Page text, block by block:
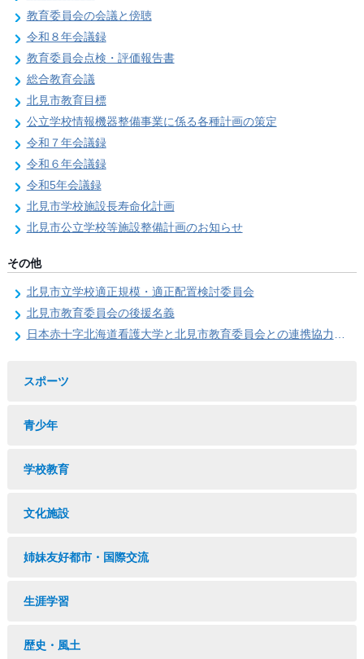
教育委員会の会議と傍聴
令和８年会議録
教育委員会点検・評価報告書
総合教育会議
北見市教育目標
公立学校情報機器整備事業に係る各種計画の策定
令和７年会議録
令和６年会議録
令和5年会議録
北見市学校施設長寿命化計画
北見市公立学校等施設整備計画のお知らせ
その他
北見市立学校適正規模・適正配置検討委員会
北見市教育委員会の後援名義
日本赤十字北海道看護大学と北見市教育委員会との連携協力に関する協定の締結
スポーツ
青少年
学校教育
文化施設
姉妹友好都市・国際交流
生涯学習
歴史・風土